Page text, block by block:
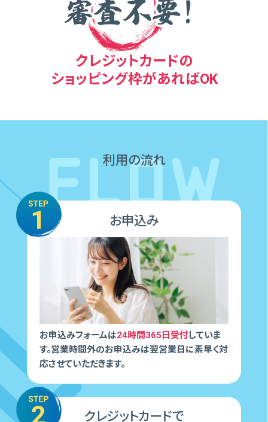
クレジットカードの
ショッピング枠があればOK
利⽤の流れ
お申込み
お申込みフォームは24時間365日受付していま
す。営業時間外のお申込みは翌営業日に素早く対
応させていただきます。
クレジットカードで